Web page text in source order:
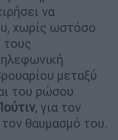
να
χωρίς ωστόσο
τους
μεταξύ
του ρώσου
, για τον
θαυμασμό του.